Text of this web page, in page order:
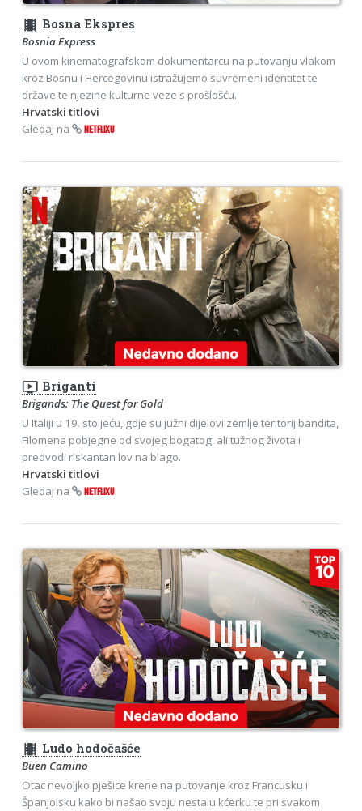
theaters Bosna Ekspres
Bosnia Express
U ovom kinematografskom dokumentarcu na putovanju vlakom
kroz Bosnu i Hercegovinu istražujemo suvremeni identitet te
države te njezine kulturne veze s prošlošću.
Hrvatski titlovi
Gledaj na
NETFLIXU
ondemand_video Briganti
Brigands: The Quest for Gold
U Italiji u 19. stoljeću, gdje su južni dijelovi zemlje teritorij bandita,
Filomena pobjegne od svojeg bogatog, ali tužnog života i
predvodi riskantan lov na blago.
Hrvatski titlovi
Gledaj na
NETFLIXU
theaters Ludo hodočašće
Buen Camino
Otac nevoljko pješice krene na putovanje kroz Francusku i
Španjolsku kako bi našao svoju nestalu kćerku te pri svakom